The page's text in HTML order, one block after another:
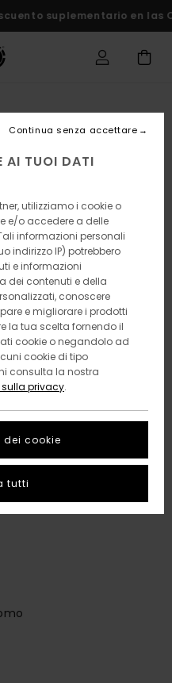
suplementario en las
AI TUOI DATI
utilizziamo i cookie o
e/o accedere a delle
informazioni personali
indirizzo IP) potrebbero
e informazioni
dei contenuti e della
conoscere
e migliorare i prodotti
la tua scelta fornendo il
cookie o negandolo ad
cookie di tipo
consulta la nostra
privacy.
cookie
Continua senza accettare
tutti